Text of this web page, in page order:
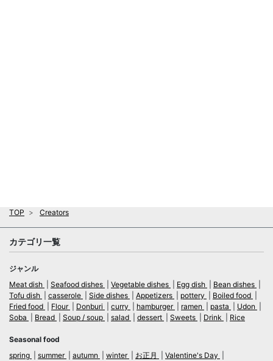
TOP Creators
カテゴリ一覧
ジャンル
Meat dish
Seafood dishes Vegetable dishes Egg dish
Bean dishes
Tofu dish
casserole Side dishes Appetizers pottery
Boiled food
Fried food
Flour Donburi curry hamburger ramen pasta
Udon
Soba
Bread Soup / soup salad dessert Sweets Drink Rice
Seasonal food
spring
summer autumn winter お正月
Valentine's Day